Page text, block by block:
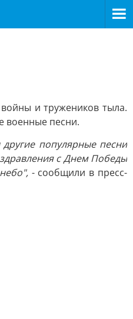
и тружеников тыла.
военные песни.
популярные песни
с Днем Победы
- сообщили в пресс-